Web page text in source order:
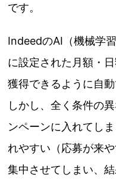
です。
IndeedのAI（機械学
に設定された月額・
獲得できるように自
しかし、全く条件の
ンペーンに入れてし
れやすい（応募が来
集中させてしまい、